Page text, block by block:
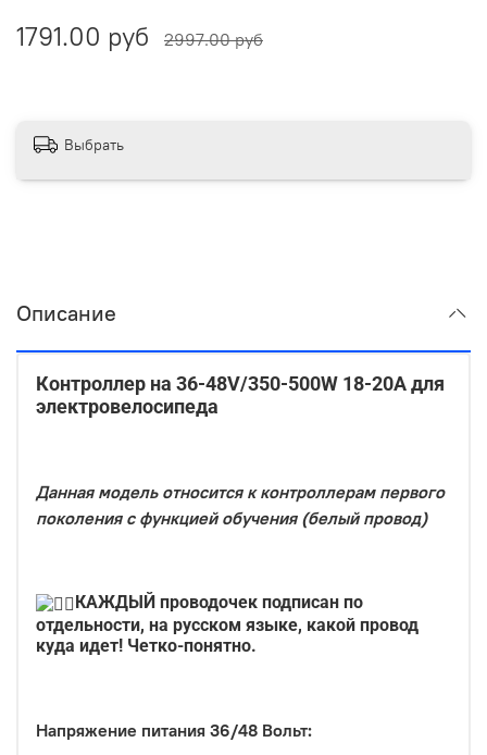
1791.00 руб 2997.00 руб
Выбрать
Описание
Контроллер на 36-48V/350-500W 18-20A для
электровелосипеда
Данная модель относится к контроллерам первого
поколения с функцией обучения (белый провод)
КАЖДЫЙ проводочек подписан по
отдельности, на русском языке, какой провод
куда идет! Четко-понятно.
Напряжение питания 36/48 Вольт: